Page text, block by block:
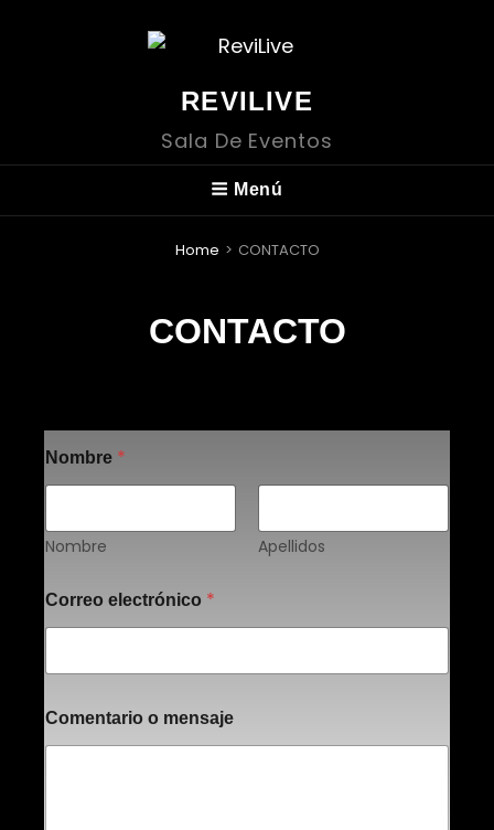
REVILIVE
Sala De Eventos
Menú
Home > CONTACTO
CONTACTO
Nombre *
Nombre Apellidos
o
m
m
e
n
Correo electrónico *
Comentario o mensaje